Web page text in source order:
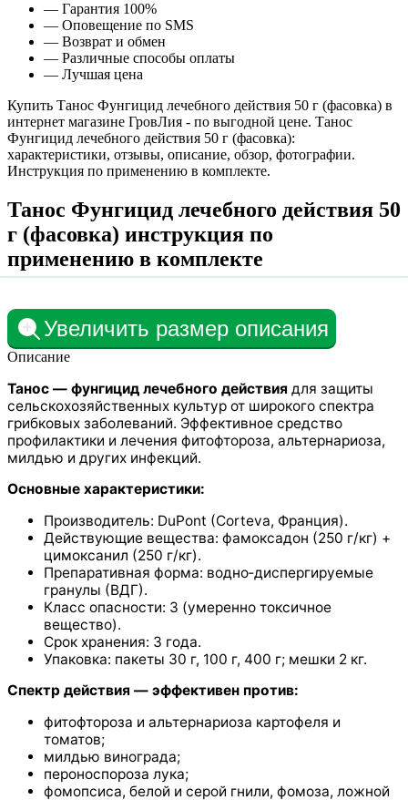
— Гарантия 100%
— Оповещение по SMS
— Возврат и обмен
— Различные способы оплаты
— Лучшая цена
Купить Танос Фунгицид лечебного действия 50 г (фасовка) в
интернет магазине ГровЛия - по выгодной цене. Танос
Фунгицид лечебного действия 50 г (фасовка):
характеристики, отзывы, описание, обзор, фотографии.
Инструкция по применению в комплекте.
Танос Фунгицид лечебного действия 50
г (фасовка) инструкция по
применению в комплекте
Увеличить размер описания
Описание
Танос — фунгицид лечебного действия для защиты
сельскохозяйственных культур от широкого спектра
грибковых заболеваний. Эффективное средство
профилактики и лечения фитофтороза, альтернариоза,
милдью и других инфекций.
Основные характеристики:
Производитель: DuPont (Corteva, Франция).
Действующие вещества: фамоксадон (250 г/кг) +
цимоксанил (250 г/кг).
Препаративная форма: водно‑диспергируемые
гранулы (ВДГ).
Класс опасности: 3 (умеренно токсичное
вещество).
Срок хранения: 3 года.
Упаковка: пакеты 30 г, 100 г, 400 г; мешки 2 кг.
Спектр действия — эффективен против:
фитофтороза и альтернариоза картофеля и
томатов;
милдью винограда;
пероноспороза лука;
фомопсиса, белой и серой гнили, фомоза, ложной